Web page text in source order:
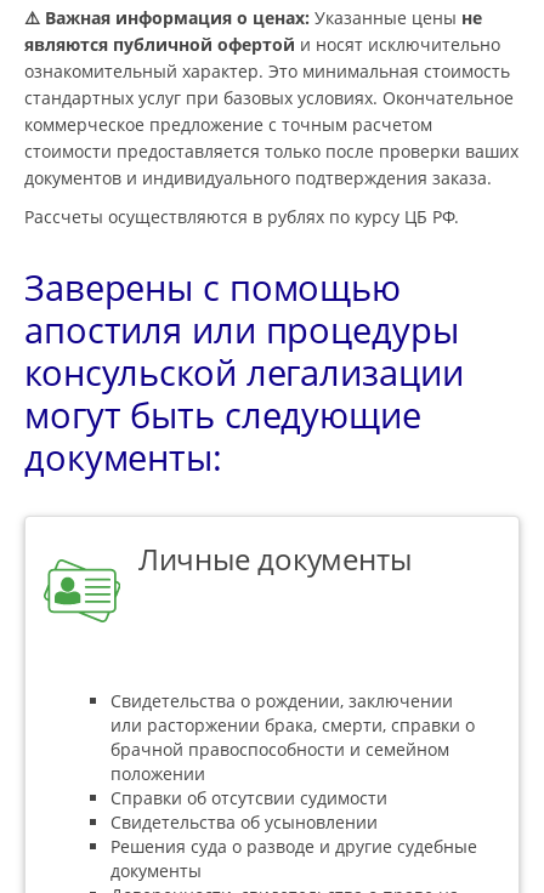
⚠️ Важная информация о ценах: Указанные цены не
являются публичной офертой и носят исключительно
ознакомительный характер. Это минимальная стоимость
стандартных услуг при базовых условиях. Окончательное
коммерческое предложение с точным расчетом
стоимости предоставляется только после проверки ваших
документов и индивидуального подтверждения заказа.
Рассчеты осуществляются в рублях по курсу ЦБ РФ.
Заверены с помощью
апостиля или процедуры
консульской легализации
могут быть следующие
документы:
Личные документы
Свидетельства о рождении, заключении
или расторжении брака, смерти, справки о
брачной правоспособности и семейном
положении
Справки об отсутсвии судимости
Свидетельства об усыновлении
Решения суда о разводе и другие судебные
документы